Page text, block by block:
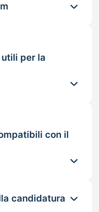
per la
con il
candidatura